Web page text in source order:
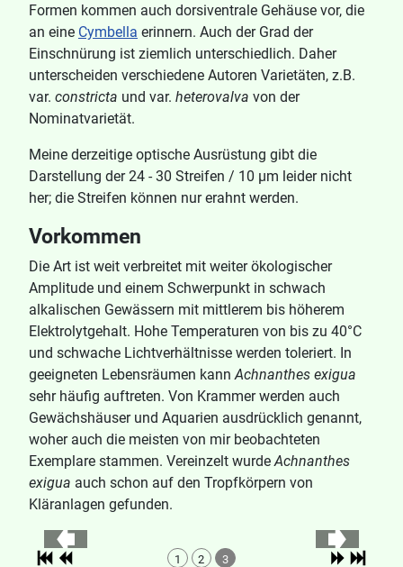
Formen kommen auch dorsiventrale Gehäuse vor, die
an eine Cymbella erinnern. Auch der Grad der
Einschnürung ist ziemlich unterschiedlich. Daher
unterscheiden verschiedene Autoren Varietäten, z.B.
var. constricta und var. heterovalva von der
Nominatvarietät.
Meine derzeitige optische Ausrüstung gibt die
Darstellung der 24 - 30 Streifen / 10 μm leider nicht
her; die Streifen können nur erahnt werden.
Vorkommen
Die Art ist weit verbreitet mit weiter ökologischer
Amplitude und einem Schwerpunkt in schwach
alkalischen Gewässern mit mittlerem bis höherem
Elektrolytgehalt. Hohe Temperaturen von bis zu 40°C
und schwache Lichtverhältnisse werden toleriert. In
geeigneten Lebensräumen kann Achnanthes exigua
sehr häufig auftreten. Von Krammer werden auch
Gewächshäuser und Aquarien ausdrücklich genannt,
woher auch die meisten von mir beobachteten
Exemplare stammen. Vereinzelt wurde Achnanthes
exigua auch schon auf den Tropfkörpern von
Kläranlagen gefunden.
1 2 3